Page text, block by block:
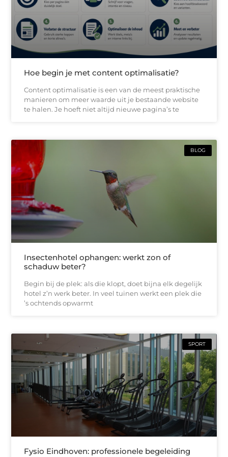
Hoe begin je met content optimalisatie?
Content optimalisatie is een van de meest praktische
manieren om meer waarde uit je bestaande website
te halen. Je hoeft niet altijd nieuwe pagina’s te
BLOG
Insectenhotel ophangen: werkt zon of
schaduw beter?
Begin bij de plek: als die klopt, doet bijna elk degelijk
hotel z’n werk beter. In veel tuinen werkt een plek die
’s ochtends opwarmt
SPORT
Fysio Eindhoven: professionele begeleiding